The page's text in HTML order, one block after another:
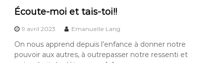
Écoute-moi et tais-toi!!
9 avril 2023 Emanuelle Lang
On nous apprend depuis l’enfance à donner notre
pouvoir aux autres, à outrepasser notre ressenti et